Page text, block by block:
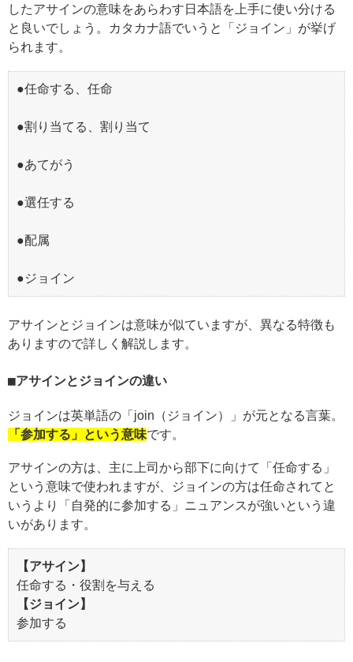
したアサインの意味をあらわす日本語を上手に使い分ける
と良いでしょう。カタカナ語でいうと「ジョイン」が挙げ
られます。
●任命する、任命
●割り当てる、割り当て
●あてがう
●選任する
●配属
●ジョイン
アサインとジョインは意味が似ていますが、異なる特徴も
ありますので詳しく解説します。
アサインとジョインの違い
ジョインは英単語の「join（ジョイン）」が元となる言葉。
「参加する」という意味です。
アサインの方は、主に上司から部下に向けて「任命する」
という意味で使われますが、ジョインの方は任命されてと
いうより「自発的に参加する」ニュアンスが強いという違
いがあります。
【アサイン】
任命する・役割を与える
【ジョイン】
参加する